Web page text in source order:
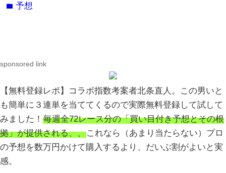
folder予想
sponsored link
【無料登録レポ】コラボ指数考案者北条直人。この男いと
も簡単に３連単を当ててくるので実際無料登録して試して
みました！ 毎週全72レース分の「買い目付き予想とその根
拠」が提供される、、これなら（あまり当たらない）プロ
の予想を数万円かけて購入するより、だいぶ割がよいと実
感。